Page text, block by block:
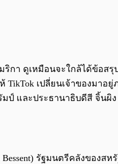
กา ดูเหมือนจะใกล้ได้ข้อส
เปลี่ยนเจ้าของมา
ป์ และประธานาธิบดีสี จิ้นผิ
รัฐมนตรีคลังของส